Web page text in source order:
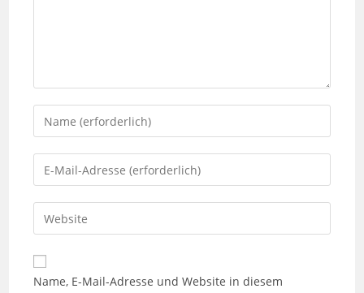
Gib
deinen
Namen
oder
zum
Kommentieren
ein
Gib
deine
E-
Mail-
zum
Kommentieren
Gib
deine
Website-
URL
Name, E-Mail-Adresse und Website in diesem